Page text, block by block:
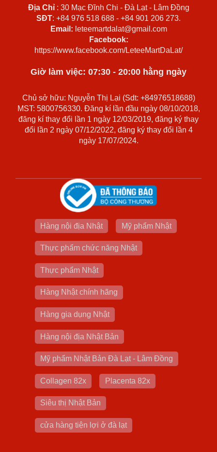
Địa Chỉ: 30 Mạc Đĩnh Chi - Đà Lạt - Lâm Đồng
SĐT: +84 976 518 688 - +84 901 206 273.
Email: leteemartdalat@gmail.com
Facebook:
https://www.facebook.com/LeteeMartDaLat/
Giờ làm việc: 07:30 - 20:00 hằng ngày
Chủ sở hữu: Nguyễn Thị Lại (Sdt: +84976518688)
MST: 5800756330. Đăng kí lần đầu ngày 08/10/2018,
đăng kí thay đổi lần 1 ngày 12/03/2019, đăng ký thay
đổi lần 2 ngày 07/12/2022, đăng ký thay đổi lần 4
ngày 17/07/2024.
Hàng nội địa Nhật Mỹ phẩm Nhật
Thực phẩm chức năng Nhật
Thực phẩm Nhật
Hàng Nhật chính hãng
Hàng gia dụng Nhật
Hàng nội địa Nhật Bản
Mỹ phẩm Nhật Bản Đà Lạt - Lâm Đồng
Collagen 82x Placenta 82x
Siêu thị Nhật Bản
cửa hàng tiện lợi ở đà lạt